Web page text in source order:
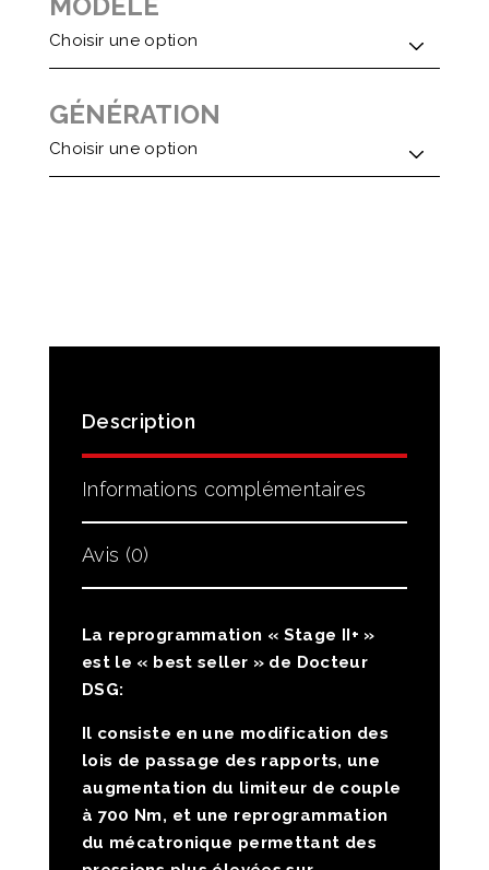
GÉNÉRATION
Description
Informations complémentaires
Avis (0)
La reprogrammation « Stage II+ »
est le « best seller » de Docteur
DSG:
Il consiste en une modification des
lois de passage des rapports, une
augmentation du limiteur de couple
à 700 Nm, et une reprogrammation
du mécatronique permettant des